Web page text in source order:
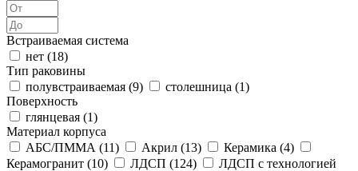
Встраиваемая система
нет (18)
Тип раковины
полувстраиваемая (9) столешница (1)
Поверхность
глянцевая (1)
Материал корпуса
АБС/ПММА (11) Акрил (13) Керамика (4)
Керамогранит (10) ЛДСП (124)
ЛДСП с технологией